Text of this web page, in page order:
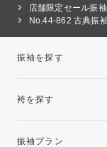
店舗限定セール振
No.44-862 古典振袖
振袖を探す
袴を探す
振袖プラン